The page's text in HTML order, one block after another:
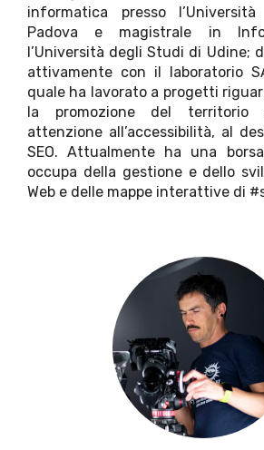
informatica presso
Padova e magistrale in
l’Università degli Studi di Udine;
attivamente con il laboratorio
quale ha lavorato a progetti
la promozione del territorio
attenzione all’accessibilità, al
SEO. Attualmente ha una
occupa della gestione e dello
Web e delle mappe interattive di